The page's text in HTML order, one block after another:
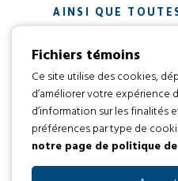
AINSI QUE
ORGANISMES ET
CONTRIBUÉ À
Développement
Tous droits
Fichiers témoins
Ce site utilise des cookies,
d’améliorer votre expérience
d’information sur les finalités
préférences par type de
notre page de politique